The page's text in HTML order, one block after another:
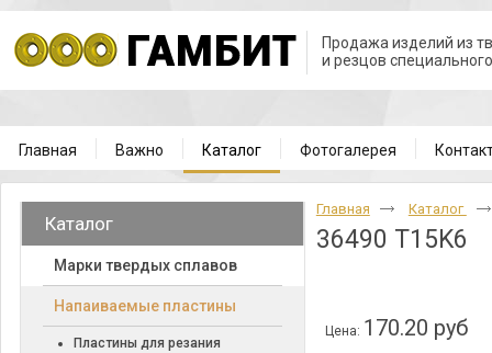
Продажа изделий из
и резцов
Главная Важно Каталог Фотогалерея
Каталог
Марки твердых сплавов
Напаиваемые пластины
Пластины для резания
Главная Каталог
36490 T15K6
Цена: 170.20 руб